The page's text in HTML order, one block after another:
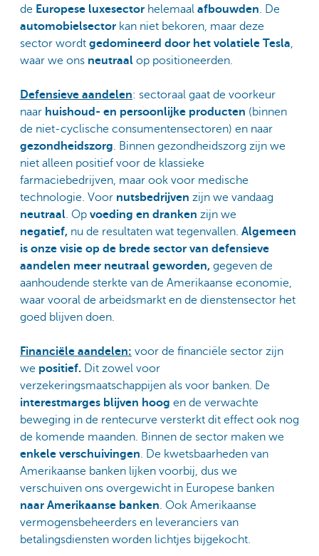
de Europese luxesector helemaal afbouwden. De
automobielsector kan niet bekoren, maar deze
sector wordt gedomineerd door het volatiele Tesla,
waar we ons neutraal op positioneerden.
Defensieve aandelen: sectoraal gaat de voorkeur
naar huishoud- en persoonlijke producten (binnen
de niet-cyclische consumentensectoren) en naar
gezondheidszorg. Binnen gezondheidszorg zijn we
niet alleen positief voor de klassieke
farmaciebedrijven, maar ook voor medische
technologie. Voor nutsbedrijven zijn we vandaag
neutraal. Op voeding en dranken zijn we
negatief, nu de resultaten wat tegenvallen. Algemeen
is onze visie op de brede sector van defensieve
aandelen meer neutraal geworden, gegeven de
aanhoudende sterkte van de Amerikaanse economie,
waar vooral de arbeidsmarkt en de dienstensector het
goed blijven doen.
Financiële aandelen: voor de financiële sector zijn
we positief. Dit zowel voor
verzekeringsmaatschappijen als voor banken. De
interestmarges blijven hoog en de verwachte
beweging in de rentecurve versterkt dit effect ook nog
de komende maanden. Binnen de sector maken we
enkele verschuivingen. De kwetsbaarheden van
Amerikaanse banken lijken voorbij, dus we
verschuiven ons overgewicht in Europese banken
naar Amerikaanse banken. Ook Amerikaanse
vermogensbeheerders en leveranciers van
betalingsdiensten worden lichtjes bijgekocht.